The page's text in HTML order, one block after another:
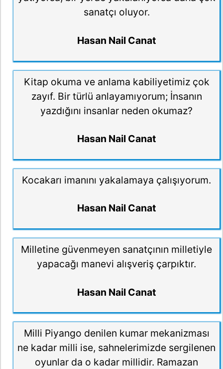
sanatçı oluyor.
Hasan Nail Canat
Kitap okuma ve anlama kabiliyetimiz çok
zayıf. Bir türlü anlayamıyorum; İnsanın
yazdığını insanlar neden okumaz?
Hasan Nail Canat
Kocakarı imanını yakalamaya çalışıyorum.
Hasan Nail Canat
Milletine güvenmeyen sanatçının milletiyle
yapacağı manevi alışveriş çarpıktır.
Hasan Nail Canat
Milli Piyango denilen kumar mekanizması
ne kadar milli ise, sahnelerimizde sergilenen
oyunlar da o kadar millidir. Ramazan